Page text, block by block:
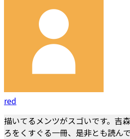
red
描いてるメンツがスゴいです。吉
ろをくすぐる一冊、是非とも読んで